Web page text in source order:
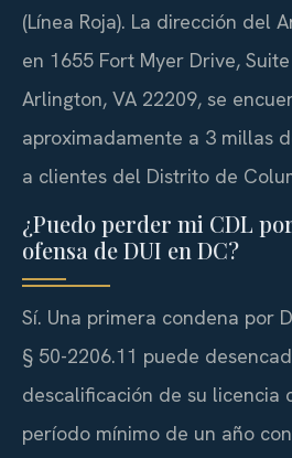
(Línea Roja). La dirección del
en 1655 Fort Myer Drive,
Arlington, VA 22209, se
aproximadamente a 3 millas
a clientes del Distrito de
¿Puedo perder mi CDL
ofensa de DUI en DC?
Sí. Una primera condena por
§ 50-2206.11 puede
descalificación de su licencia
período mínimo de un año